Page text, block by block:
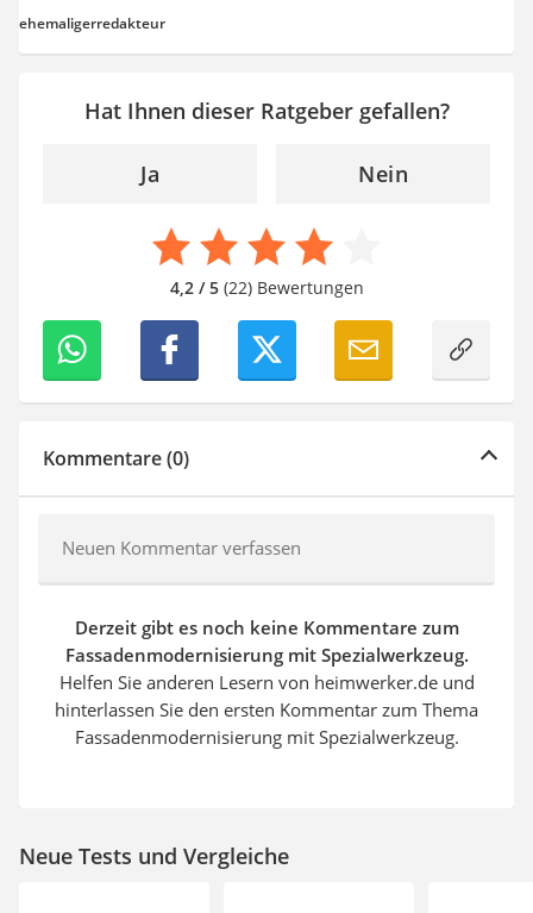
ehemaligerredakteur
Hat Ihnen dieser Ratgeber gefallen?
Ja Nein
4,2 / 5(22) Bewertungen
Kommentare (0)
Neuen Kommentar verfassen
Derzeit gibt es noch keine Kommentare zum
Fassadenmodernisierung mit Spezialwerkzeug.
Helfen Sie anderen Lesern von heimwerker.de und
hinterlassen Sie den ersten Kommentar zum Thema
Fassadenmodernisierung mit Spezialwerkzeug.
Neue Tests und Vergleiche